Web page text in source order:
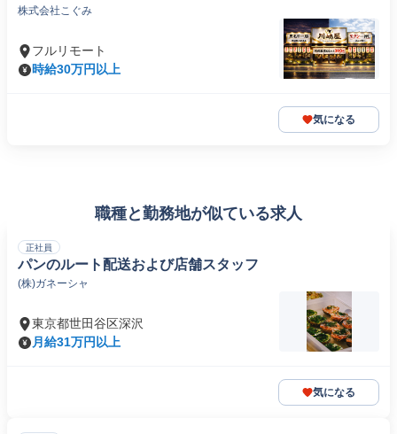
株式会社こぐみ
フルリモート
時給30万円以上
気になる
職種と勤務地が似ている求人
正社員
パンのルート配送および店舗スタッフ
(株)ガネーシャ
東京都世田谷区深沢
月給31万円以上
気になる